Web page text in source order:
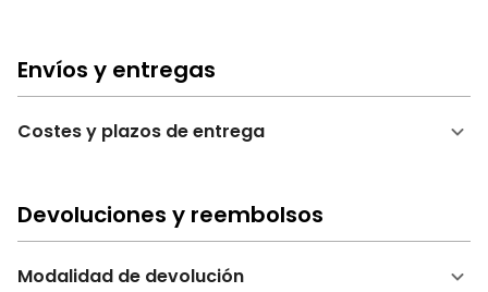
Envíos y entregas
Costes y plazos de entrega
Devoluciones y reembolsos
Modalidad de devolución